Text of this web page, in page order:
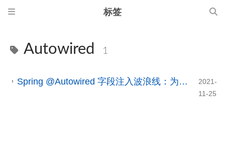
标签
Autowired 1
Spring @Autowired 字段注入波浪线：为什么不推荐 Field Injection 以及构造器注入实践
2021-
11-25